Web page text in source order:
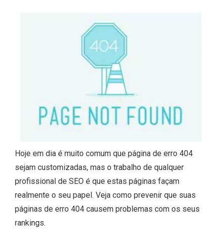
Hoje em dia é muito comum que página de erro 404
sejam customizadas, mas o trabalho de qualquer
profissional de SEO é que estas páginas façam
realmente o seu papel. Veja como prevenir que suas
páginas de erro 404 causem problemas com os seus
rankings.